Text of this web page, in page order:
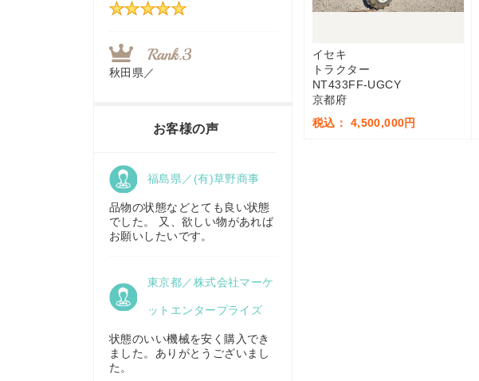
イセキ
トラクター
NT433FF-UGCY
京都府
税込： 4,500,000円
ガワ農機商会）
東京都／
株式会社マーケットエンタープ
ライズ
秋田県／
TMKトレーディング株式会社
秋田県／
香川県／
農機リンクス
株式会社キリノ
福島県／
お客様の声
福島県／(有)草野商事
品物の状態などとても良い状態
でした。 又、欲しい物があれば
お願いしたいです。
東京都／株式会社マーケ
ットエンタープライズ
状態のいい機械を安く購入でき
ました。ありがとうございまし
た。